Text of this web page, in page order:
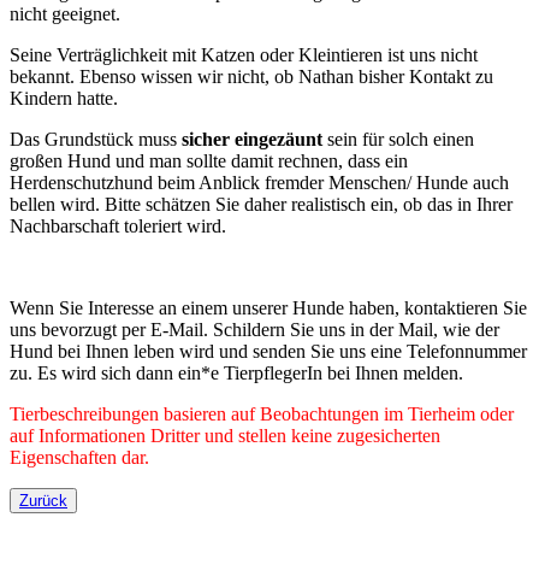
nicht geeignet.
Seine Verträglichkeit mit Katzen oder Kleintieren ist uns nicht
bekannt. Ebenso wissen wir nicht, ob Nathan bisher Kontakt zu
Kindern hatte.
Das Grundstück muss sicher eingezäunt sein für solch einen
großen Hund und man sollte damit rechnen, dass ein
Herdenschutzhund beim Anblick fremder Menschen/ Hunde auch
bellen wird. Bitte schätzen Sie daher realistisch ein, ob das in Ihrer
Nachbarschaft toleriert wird.
Wenn Sie Interesse an einem unserer Hunde haben, kontaktieren Sie
uns bevorzugt per E-Mail. Schildern Sie uns in der Mail, wie der
Hund bei Ihnen leben wird und senden Sie uns eine Telefonnummer
zu. Es wird sich dann ein*e TierpflegerIn bei Ihnen melden.
Tierbeschreibungen basieren auf Beobachtungen im Tierheim oder
auf Informationen Dritter und stellen keine zugesicherten
Eigenschaften dar.
Zurück